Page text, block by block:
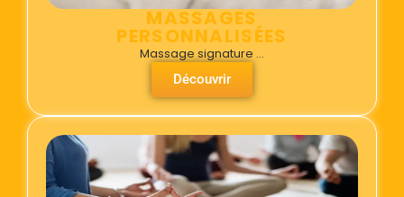
MASSAGES
PERSONNALISÉES
Massage signature …
Découvrir